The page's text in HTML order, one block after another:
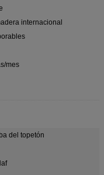
internacional
mes
del topetón